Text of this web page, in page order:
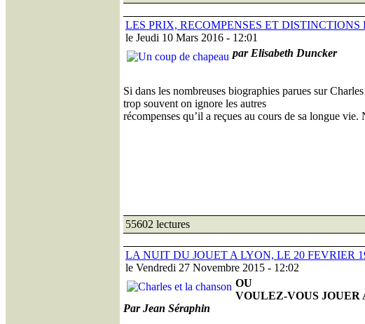
LES PRIX, RECOMPENSES ET DISTINCTIONS
le Jeudi 10 Mars 2016 - 12:01
par Elisabeth Duncker
Si dans les nombreuses biographies parues sur
trop souvent on ignore les autres
récompenses qu’il a reçues au cours de sa longue
55602 lectures
LA NUIT DU JOUET A LYON, LE 20 FEVRIER
le Vendredi 27 Novembre 2015 - 12:02
OU
VOULEZ-VOUS JOUER
Par Jean Séraphin